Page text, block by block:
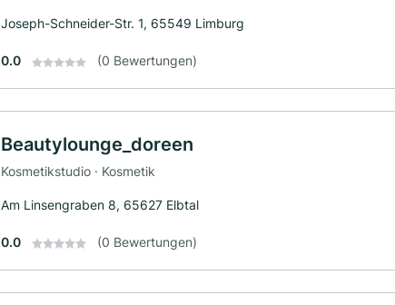
Joseph-Schneider-Str. 1, 65549 Limburg
0.0 (0 Bewertungen)
Beautylounge_doreen
Kosmetikstudio · Kosmetik
Am Linsengraben 8, 65627 Elbtal
0.0 (0 Bewertungen)